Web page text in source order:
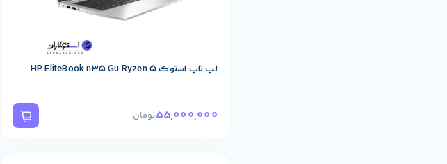
لپ تاپ استوک HP EliteBook 835 G7 Ryzen 5
55,000,000تومان